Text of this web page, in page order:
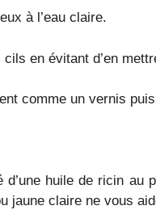
à l’eau claire.
en évitant d’en
comme un vernis
huile de ricin
jaune claire ne vous